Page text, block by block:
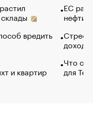
вредить
и квартир
ЕС
нефти
Что
для